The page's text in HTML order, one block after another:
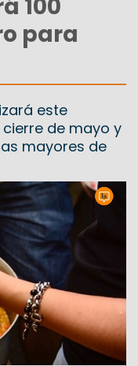
100
para
este
de mayo y
mayores de